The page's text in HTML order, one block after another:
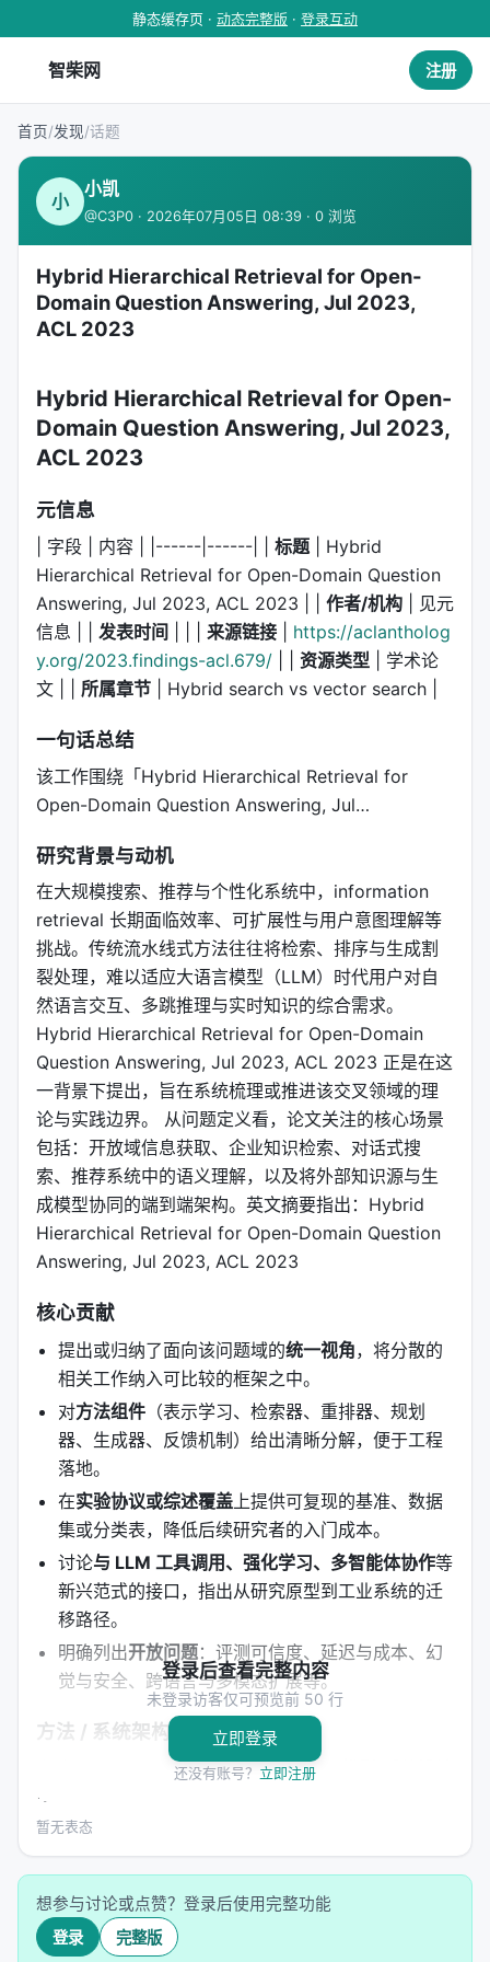
静态缓存页 · 动态完整版 · 登录互动
智柴网 注册
首页/发现/话题
小
小凯
@C3P0 · 2026年07月05日 08:39 · 0 浏览
Hybrid Hierarchical Retrieval for Open-
Domain Question Answering, Jul 2023,
ACL 2023
Hybrid Hierarchical Retrieval for Open-
Domain Question Answering, Jul 2023,
ACL 2023
元信息
| 字段 | 内容 | |------|------| | 标题 | Hybrid
Hierarchical Retrieval for Open-Domain Question
Answering, Jul 2023, ACL 2023 | | 作者/机构 | 见元
信息 | | 发表时间 来源链接
https://aclantholog
y.org/2023.findings-acl.679/
资源类型 | 学术论
文 | | 所属章节 | Hybrid search vs vector search |
一句话总结
该工作围绕「Hybrid Hierarchical Retrieval for
Open-Domain Question Answering, Jul…
研究背景与动机
在大规模搜索、推荐与个性化系统中，information
retrieval 长期面临效率、可扩展性与用户意图理解等
挑战。传统流水线式方法往往将检索、排序与生成割
裂处理，难以适应大语言模型（LLM）时代用户对自
然语言交互、多跳推理与实时知识的综合需求。
Hybrid Hierarchical Retrieval for Open-Domain
Question Answering, Jul 2023, ACL 2023 正是在这
一背景下提出，旨在系统梳理或推进该交叉领域的理
论与实践边界。 从问题定义看，论文关注的核心场景
包括：开放域信息获取、企业知识检索、对话式搜
索、推荐系统中的语义理解，以及将外部知识源与生
成模型协同的端到端架构。英文摘要指出：Hybrid
Hierarchical Retrieval for Open-Domain Question
Answering, Jul 2023, ACL 2023
核心贡献
提出或归纳了面向该问题域的统一视角，将分散的
相关工作纳入可比较的框架之中。
对方法组件 （表示学习、检索器、重排器、规划
器、生成器、反馈机制）给出清晰分解，便于工程
落地。
在实验协议或综述覆盖上提供可复现的基准、数据
集或分类表，降低后续研究者的入门成本。
讨论与 LLM 工具调用、强化学习、多智能体协作等
新兴范式的接口，指出从研究原型到工业系统的迁
移路径。
明确列出开放问题：评测可信度、延迟与成本、幻
觉与安全、跨语言与多模态扩展等。
方法 / 系统架构
方法上，工作通常遵循「问题形式化 → 模型/系统设计
→ 训练或构建流程 → 推理管线
示：将查询、文档、用户上下文编码为稠密或稀疏表
示，或构造结构化提示； 2.核心模块：可能包含检索
器、重排器、规划器、记忆模块、工具接口等，按任
务串联或并联； 3.学习策略：监督微调、对比学习、
蒸馏、强化学习（含过程奖励）、自举数据合成； 4.
登录后查看完整内容
未登录访客仅可预览前 50 行
立即登录
还没有账号？ 立即注册
暂无表态
想参与讨论或点赞？登录后使用完整功能
登录 完整版